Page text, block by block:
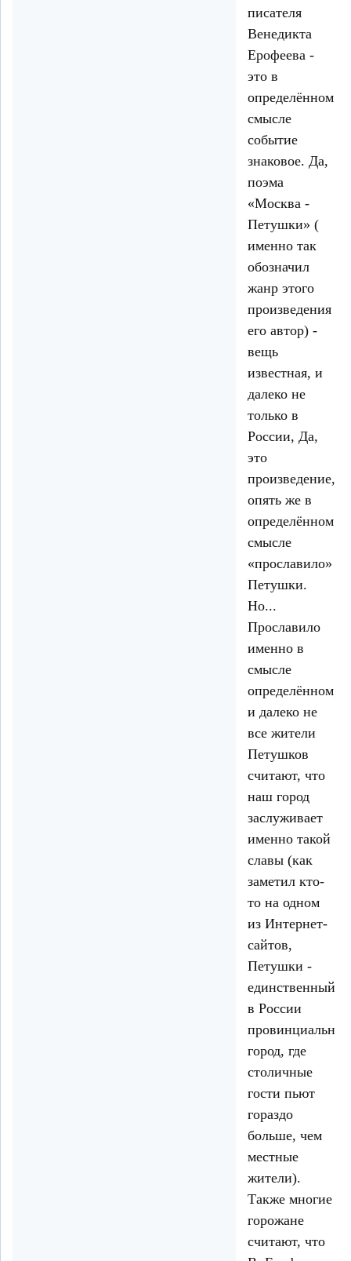
писателя
Венедикта
Ерофеева -
это в
определённом
смысле
событие
знаковое. Да,
поэма
«Москва -
Петушки» (
именно так
обозначил
жанр этого
произведения
его автор) -
вещь
известная, и
далеко не
только в
России, Да,
это
произведение,
опять же в
определённом
смысле
«прославило»
Петушки.
Но...
Прославило
именно в
смысле
определённом,
и далеко не
все жители
Петушков
считают, что
наш город
заслуживает
именно такой
славы (как
заметил кто-
то на одном
из Интернет-
сайтов,
Петушки -
единственный
в России
город, где
столичные
гости пьют
гораздо
больше, чем
местные
жители).
Также многие
горожане
считают, что